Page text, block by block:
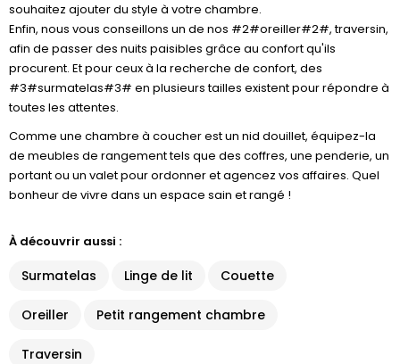
souhaitez ajouter du style à votre chambre.
Enfin, nous vous conseillons un de nos #2#oreiller#2#, traversin,
afin de passer des nuits paisibles grâce au confort qu'ils
procurent. Et pour ceux à la recherche de confort, des
#3#surmatelas#3# en plusieurs tailles existent pour répondre à
toutes les attentes.
Comme une chambre à coucher est un nid douillet, équipez-la
de meubles de rangement tels que des coffres, une penderie, un
portant ou un valet pour ordonner et agencez vos affaires. Quel
bonheur de vivre dans un espace sain et rangé !
À découvrir aussi :
Surmatelas Linge de lit Couette
Oreiller Petit rangement chambre
Traversin